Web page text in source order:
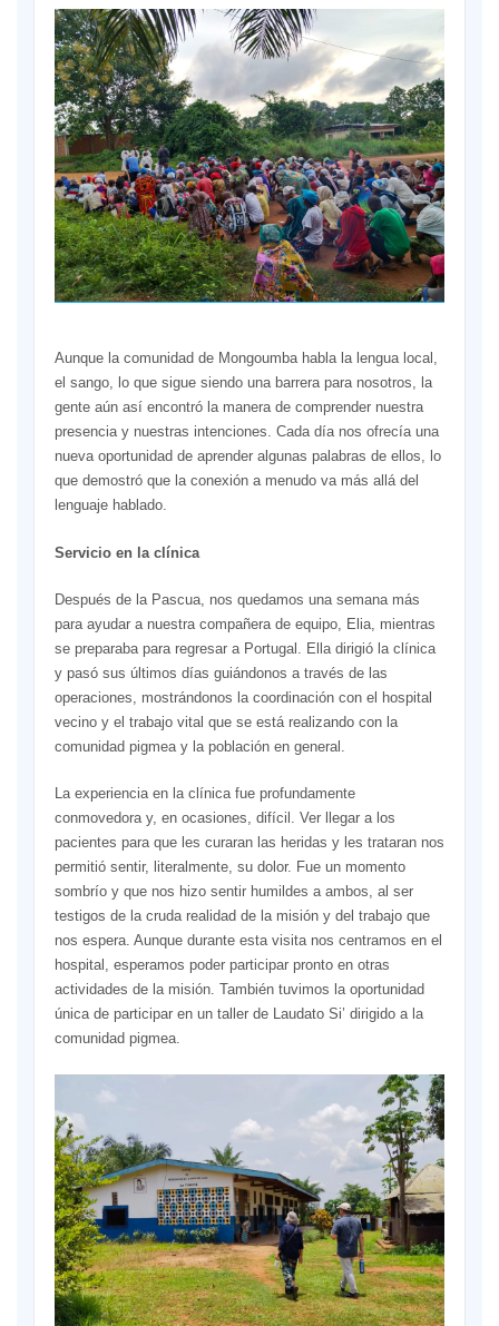
Aunque la comunidad de Mongoumba habla la lengua local,
el sango, lo que sigue siendo una barrera para nosotros, la
gente aún así encontró la manera de comprender nuestra
presencia y nuestras intenciones. Cada día nos ofrecía una
nueva oportunidad de aprender algunas palabras de ellos, lo
que demostró que la conexión a menudo va más allá del
lenguaje hablado.
Servicio en la clínica
Después de la Pascua, nos quedamos una semana más
para ayudar a nuestra compañera de equipo, Elia, mientras
se preparaba para regresar a Portugal. Ella dirigió la clínica
y pasó sus últimos días guiándonos a través de las
operaciones, mostrándonos la coordinación con el hospital
vecino y el trabajo vital que se está realizando con la
comunidad pigmea y la población en general.
La experiencia en la clínica fue profundamente
conmovedora y, en ocasiones, difícil. Ver llegar a los
pacientes para que les curaran las heridas y les trataran nos
permitió sentir, literalmente, su dolor. Fue un momento
sombrío y que nos hizo sentir humildes a ambos, al ser
testigos de la cruda realidad de la misión y del trabajo que
nos espera. Aunque durante esta visita nos centramos en el
hospital, esperamos poder participar pronto en otras
actividades de la misión. También tuvimos la oportunidad
única de participar en un taller de Laudato Si’ dirigido a la
comunidad pigmea.